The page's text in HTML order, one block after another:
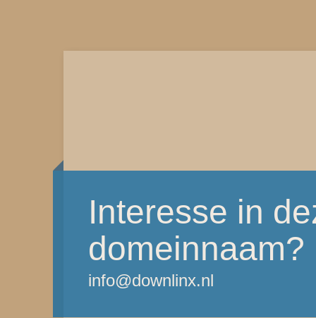
Interesse in
domeinnaam?
info@downlinx.nl